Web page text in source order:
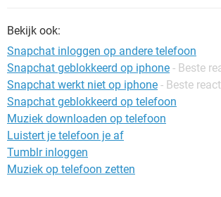
Bekijk ook:
Snapchat inloggen op andere telefoon
Snapchat geblokkeerd op iphone - Beste
Snapchat werkt niet op iphone - Beste
Snapchat geblokkeerd op telefoon
Muziek downloaden op telefoon
Luistert je telefoon je af
Tumblr inloggen
Muziek op telefoon zetten